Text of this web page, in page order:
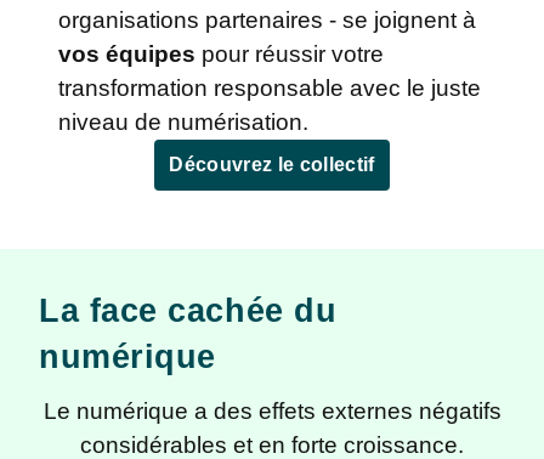
organisations partenaires - se joignent à
vos équipes pour réussir votre
transformation responsable avec le juste
niveau de numérisation.
Découvrez le collectif
La face cachée du
numérique
Le numérique a des effets externes négatifs
considérables et en forte croissance.